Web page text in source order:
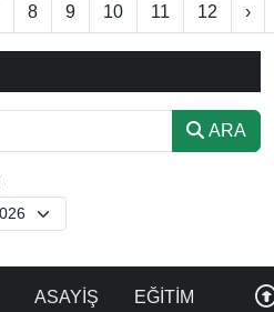
8 9 10 11 12 ›
ARA
ASAYİŞ
EĞİTİM